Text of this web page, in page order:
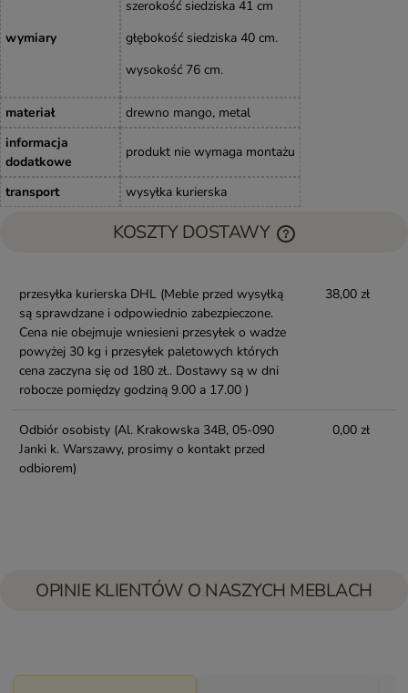
wymiary
szerokość siedziska 41 cm
głębokość siedziska 40 cm.
wysokość 76 cm.
materiał
drewno mango, metal
informacja
dodatkowe
produkt nie wymaga montażu
transport wysyłka kurierska
KOSZTY DOSTAWY
przesyłka kurierska DHL (Meble przed wysyłką
są sprawdzane i odpowiednio zabezpieczone.
Cena nie obejmuje wniesieni przesyłek o wadze
powyżej 30 kg i przesyłek paletowych których
cena zaczyna się od 180 zł.. Dostawy są w dni
robocze pomiędzy godziną 9.00 a 17.00 )
38,00 zł
Odbiór osobisty (Al. Krakowska 34B, 05-090
Janki k. Warszawy, prosimy o kontakt przed
odbiorem)
0,00 zł
OPINIE KLIENTÓW O NASZYCH MEBLACH